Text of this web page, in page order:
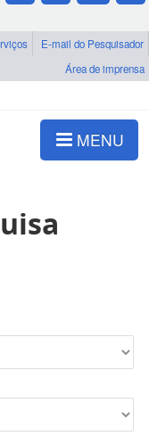
E-mail do Pesquisador
Área de imprensa
MENU